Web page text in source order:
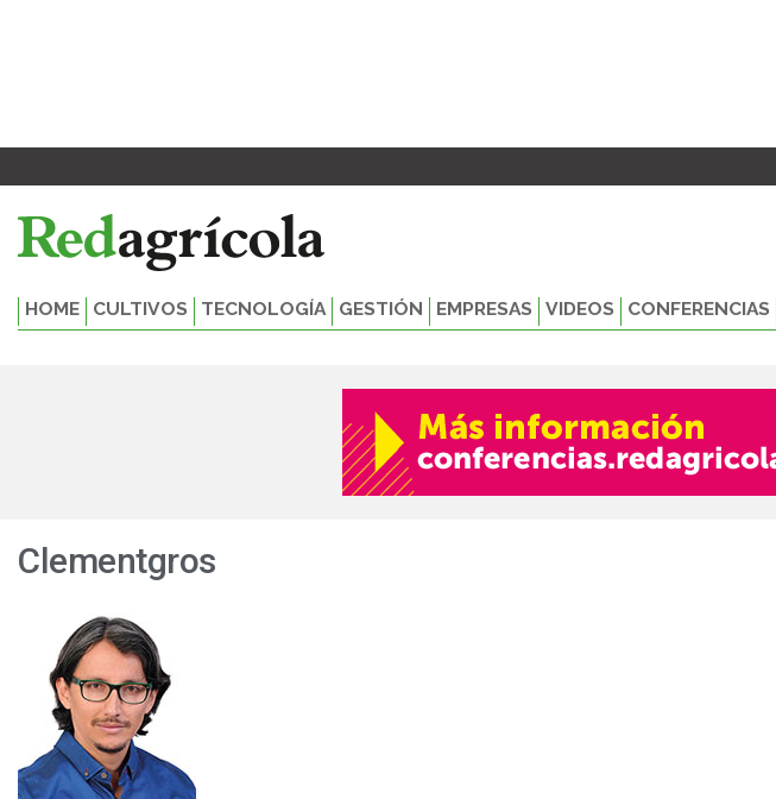
HOME CULTIVOS TECNOLOGÍA GESTIÓN EMPRESAS VIDEOS CONFERENCIAS
Clementgros
herramienta
fisiológica
servicio
de
los